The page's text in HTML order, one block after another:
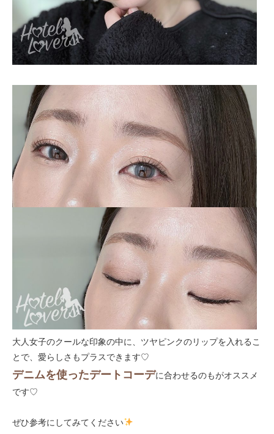
大人女子のクールな印象の中に、ツヤピンクのリップを入れるこ
とで、愛らしさもプラスできます♡
デニムを使ったデートコーデに合わせるのもがオススメ
です♡
ぜひ参考にしてみてください